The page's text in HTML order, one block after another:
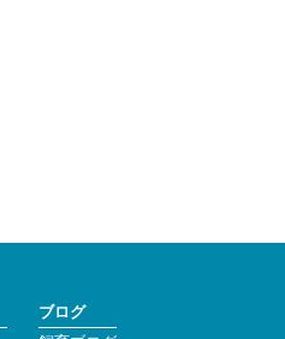
ブログ